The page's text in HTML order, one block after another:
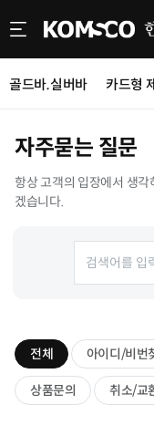
골드바.실버바 카드형
자주묻는 질문
항상 고객의 입장에서 생
겠습니다.
전체 아이디/비번
상품문의 취소/교